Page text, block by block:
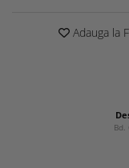
Adauga la
Bd.